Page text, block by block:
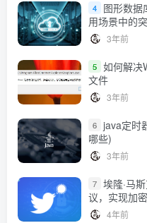
4
图形数据
用场景中的
3年前
5 如何解决
文件
3年前
6 java定时
哪些)
3年前
7 埃隆·马
议，实现加
4年前